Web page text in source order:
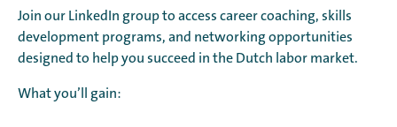
Join our LinkedIn group to access career coaching, skills
development programs, and networking opportunities
designed to help you succeed in the Dutch labor market.
What you’ll gain: